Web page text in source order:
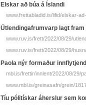
Elskar að búa á Íslandi
www.frettabladid.is/lifid/elskar-
Útlendingafrumvarp lagt
www.ruv.is/frett/2022/08/29/
www.ruv.is/frett/2022/08/29/
Paola nýr formaður
mbl.is/frettir/innlent/2022/08/29/
www.mbl.is/greinasafn/grein/
Tíu pólitískar áherslur sem